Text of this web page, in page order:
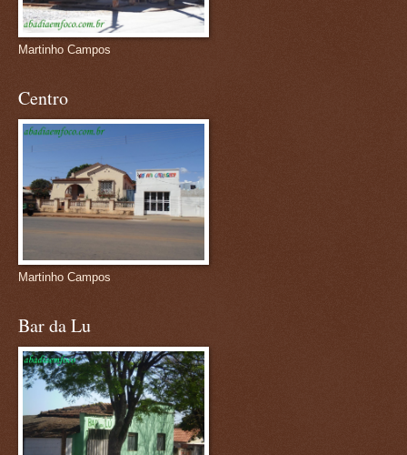
Martinho Campos
Centro
Martinho Campos
Bar da Lu